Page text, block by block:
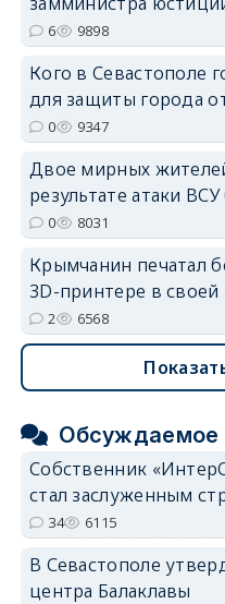
6 9898
Кого в Севастополе
для защиты города
0 9347
Двое мирных
результате атаки
0 8031
Крымчанин печатал
3D-принтере в своей
2 6568
Обсуждаемое
Собственник
стал заслуженным
34 6115
В Севастополе
центра Балаклавы